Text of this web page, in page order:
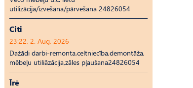
utilizācija/izvešana/pārvešana 24826054
Citi
23:22, 2. Aug, 2026
Dažādi darbi-remonta,celtniecība,demontāža,
mēbeļu utiliāzācija,zāles pļaušana24826054
Īrē